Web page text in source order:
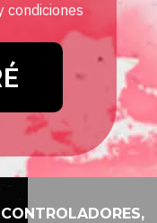
condiciones